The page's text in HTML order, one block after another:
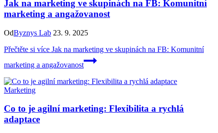
Jak na marketing ve skupinách na FB: Komunitní
marketing a angažovanost
OdByznys Lab 23. 9. 2025
Přečtěte si více Jak na marketing ve skupinách na FB: Komunitní
marketing a angažovanost
Marketing
Co to je agilní marketing: Flexibilita a rychlá
adaptace